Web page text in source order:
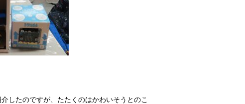
したのですが、たたくのはかわいそうとのこ